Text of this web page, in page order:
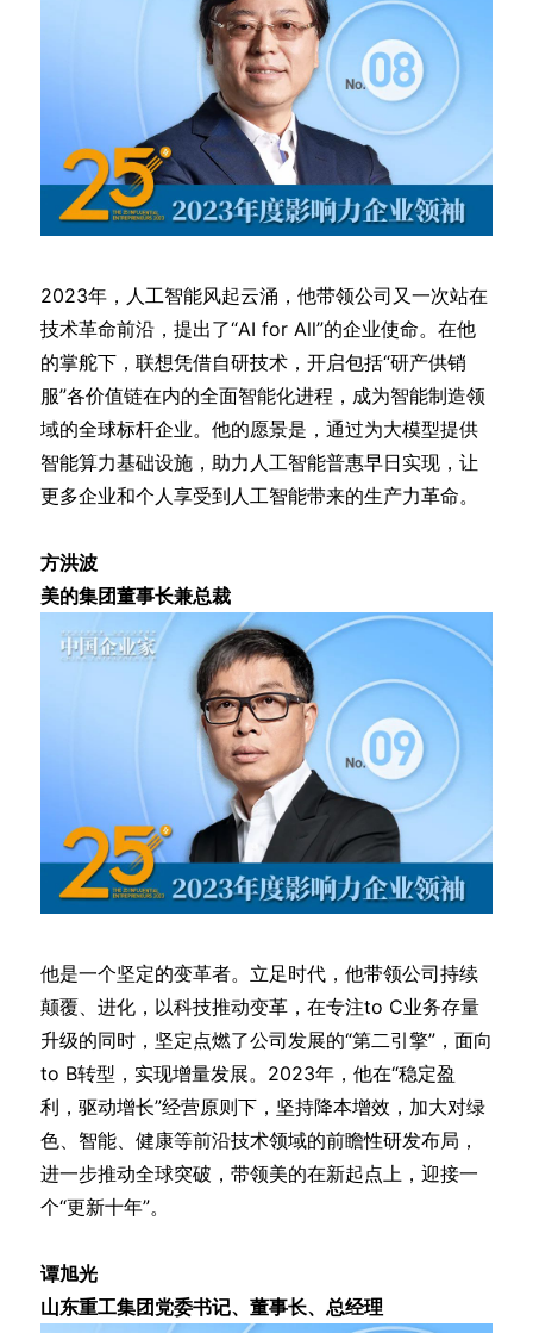
2023年，人工智能风起云涌，他带领公司又一次站在
技术革命前沿，提出了“AI for All”的企业使命。在他
的掌舵下，联想凭借自研技术，开启包括“研产供销
服”各价值链在内的全面智能化进程，成为智能制造领
域的全球标杆企业。他的愿景是，通过为大模型提供
智能算力基础设施，助力人工智能普惠早日实现，让
更多企业和个人享受到人工智能带来的生产力革命。
方洪波
美的集团董事长兼总裁
他是一个坚定的变革者。立足时代，他带领公司持续
颠覆、进化，以科技推动变革，在专注to C业务存量
升级的同时，坚定点燃了公司发展的“第二引擎”，面向
to B转型，实现增量发展。2023年，他在“稳定盈
利，驱动增长”经营原则下，坚持降本增效，加大对绿
色、智能、健康等前沿技术领域的前瞻性研发布局，
进一步推动全球突破，带领美的在新起点上，迎接一
个“更新十年”。
谭旭光
山东重工集团党委书记、董事长、总经理